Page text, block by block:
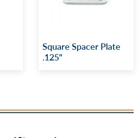
Square Spacer Plate
.125"